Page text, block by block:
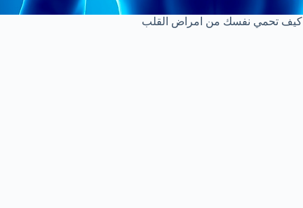
كيف تحمي نفسك من امراض القلب